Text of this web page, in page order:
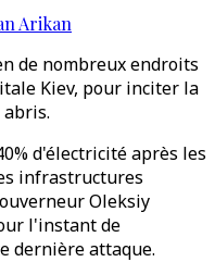
Arikan
de nombreux endroits
Kiev, pour inciter la
d'électricité après les
infrastructures
Oleksiy
l'instant de
dernière attaque.